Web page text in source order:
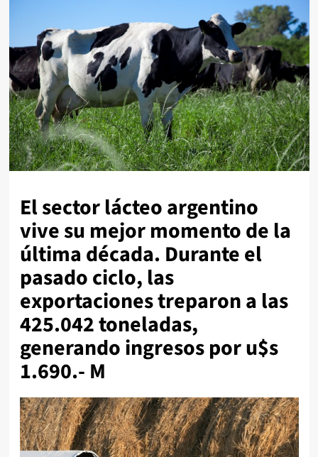
El sector lácteo argentino
vive su mejor momento de la
última década. Durante el
pasado ciclo, las
exportaciones treparon a las
425.042 toneladas,
generando ingresos por u$s
1.690.- M